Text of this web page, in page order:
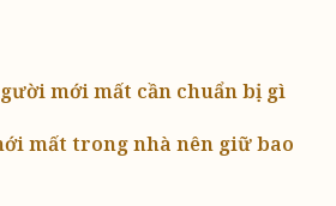
mới mất cần chuẩn bị gì
mất trong nhà nên giữ bao